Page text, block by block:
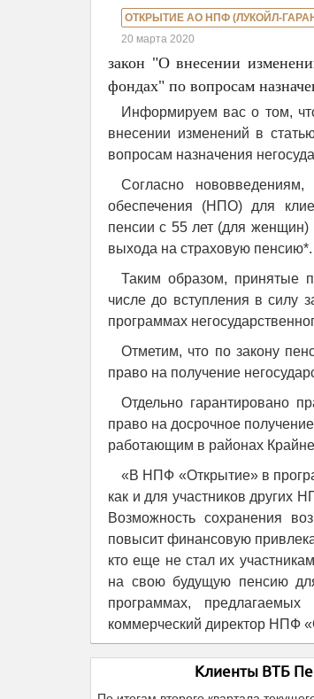
ОТКРЫТИЕ АО НПФ (ЛУКОЙЛ-
20 марта 2020
закон "О внесении
фондах" по вопросам
Информируем вас о том,
внесении изменений в
вопросам назначения
Согласно нововведениям,
обеспечения (НПО) для
пенсии с 55 лет (для женщин)
выхода на страховую пенсию*.
Таким образом, принятые
числе до вступления в силу
программах
Отметим, что по закону
право на получение
Отдельно гарантировано
право на досрочное
работающим в районах
«В НПФ «Открытие» в
как и для участников других
Возможность сохранения
повысит финансовую
кто еще не стал их
на свою будущую пенсию
программах,
коммерческий директор НПФ
Клиенты ВТБ